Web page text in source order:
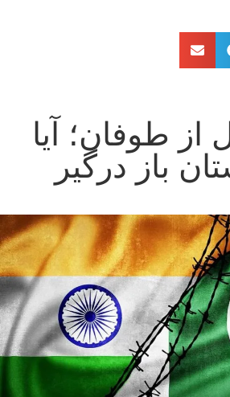
از طوفان؛ آیا
باز درگیر